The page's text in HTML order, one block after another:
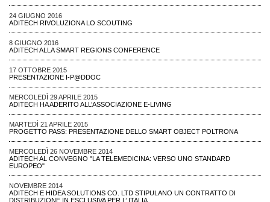
24 GIUGNO 2016
ADITECH RIVOLUZIONA LO SCOUTING
8 GIUGNO 2016
ADITECH ALLA SMART REGIONS CONFERENCE
17 OTTOBRE 2015
PRESENTAZIONE I-P@DDOC
MERCOLEDÌ 29 APRILE 2015
ADITECH HA ADERITO ALL’ASSOCIAZIONE E-LIVING
MARTEDÌ 21 APRILE 2015
PROGETTO PASS: PRESENTAZIONE DELLO SMART OBJECT POLTRONA
MERCOLEDÌ 26 NOVEMBRE 2014
ADITECH AL CONVEGNO "LA TELEMEDICINA: VERSO UNO STANDARD
EUROPEO"
NOVEMBRE 2014
ADITECH E HIDEA SOLUTIONS CO. LTD STIPULANO UN CONTRATTO DI
DISTRIBUZIONE IN ESCLUSIVA PER L’ ITALIA